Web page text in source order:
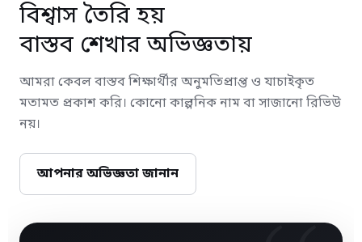
বিশ্বাস তৈরি হয়
বাস্তব শেখার অভিজ্ঞতায়
আমরা কেবল বাস্তব শিক্ষার্থীর অনুমতিপ্রাপ্ত ও যাচাইকৃত
মতামত প্রকাশ করি। কোনো কাল্পনিক নাম বা সাজানো রিভিউ
নয়।
আপনার অভিজ্ঞতা জানান